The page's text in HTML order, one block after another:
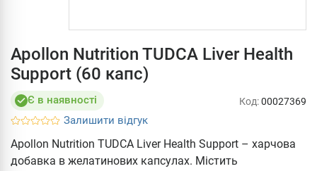
Apollon Nutrition TUDCA Liver Health
Support (60 капс)
Є в наявності
Залишити відгук
Код:00027369
Apollon Nutrition TUDCA Liver Health Support – харчова
добавка в желатинових капсулах. Містить